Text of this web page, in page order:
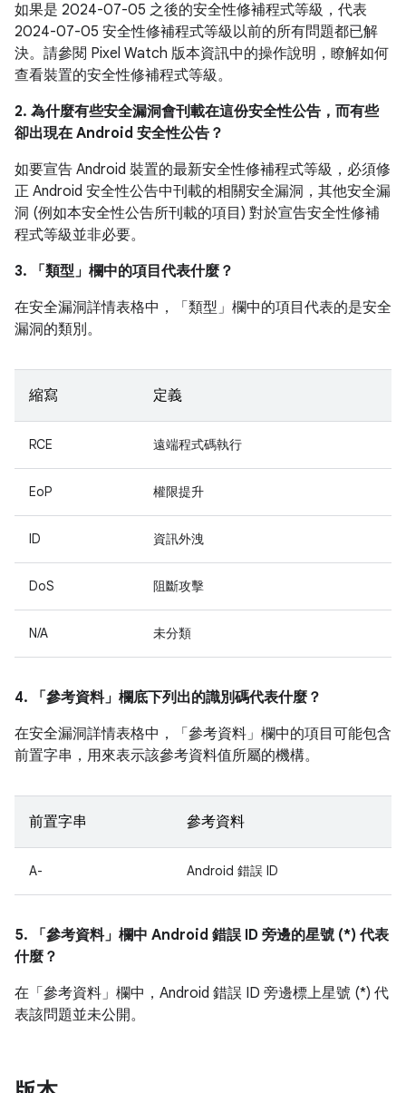
如果是 2024-07-05 之後的安全性修補程式等級，代表
2024-07-05 安全性修補程式等級以前的所有問題都已解
決。請參閱 Pixel Watch 版本資訊中的操作說明，瞭解如何
查看裝置的安全性修補程式等級。
2. 為什麼有些安全漏洞會刊載在這份安全性公告，而有些
卻出現在 Android 安全性公告？
如要宣告 Android 裝置的最新安全性修補程式等級，必須修
正 Android 安全性公告中刊載的相關安全漏洞，其他安全漏
洞 (例如本安全性公告所刊載的項目) 對於宣告安全性修補
程式等級並非必要。
3. 「類型」 欄中的項目代表什麼？
在安全漏洞詳情表格中，「類型」 欄中的項目代表的是安全
漏洞的類別。
縮寫 定義
RCE 遠端程式碼執行
EoP 權限提升
ID 資訊外洩
DoS 阻斷攻擊
N/A 未分類
4. 「參考資料」 欄底下列出的識別碼代表什麼？
在安全漏洞詳情表格中，「參考資料」 欄中的項目可能包含
前置字串，用來表示該參考資料值所屬的機構。
前置字串 參考資料
A- Android 錯誤 ID
5. 「參考資料」 欄中 Android 錯誤 ID 旁邊的星號 (*) 代表
什麼？
在「參考資料」 欄中，Android 錯誤 ID 旁邊標上星號 (*) 代
表該問題並未公開。